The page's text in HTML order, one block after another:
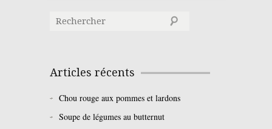
Articles récents
Chou rouge aux pommes et lardons
Soupe de légumes au butternut